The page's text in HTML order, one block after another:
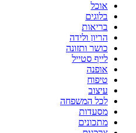
אוכל
בלוגים
בריאות
הריון ולידה
כושר ותזונה
לייף סטייל
אופנה
טיפוח
עיצוב
לכל המשפחה
מסעדות
מתכונים